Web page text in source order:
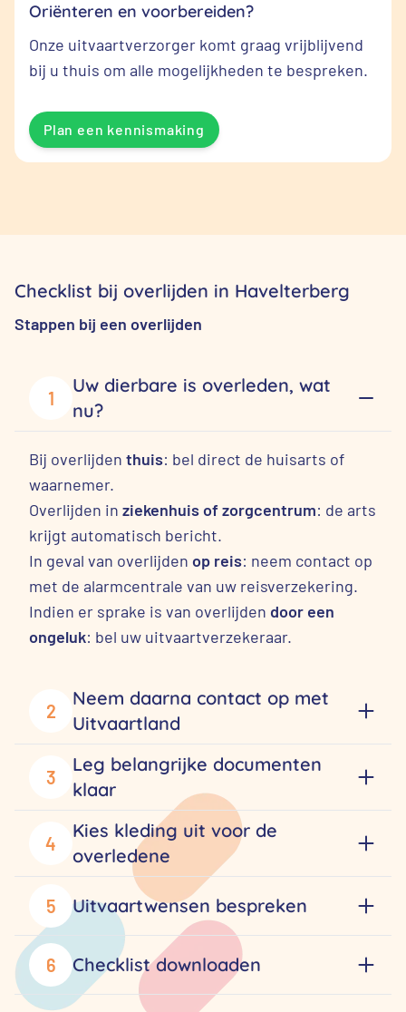
Oriënteren en voorbereiden?
Onze uitvaartverzorger komt graag vrijblijvend
bij u thuis om alle mogelijkheden te bespreken.
Plan een kennismaking
Checklist bij overlijden in Havelterberg
Stappen bij een overlijden
1
Uw dierbare is overleden, wat
nu?
Bij overlijden thuis: bel direct de huisarts of
waarnemer.
Overlijden in ziekenhuis of zorgcentrum: de arts
krijgt automatisch bericht.
In geval van overlijden op reis: neem contact op
met de alarmcentrale van uw reisverzekering.
Indien er sprake is van overlijden door een
ongeluk: bel uw uitvaartverzekeraar.
2
Neem daarna contact op met
Uitvaartland
3
Leg belangrijke documenten
klaar
4
Kies kleding uit voor de
overledene
5 Uitvaartwensen bespreken
6 Checklist downloaden